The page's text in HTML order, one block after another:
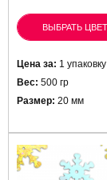
ВЫБРАТЬ
Цена за: 1 упаковку
Вес: 500 гр
Размер: 20 мм